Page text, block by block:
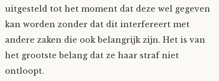
uitgesteld tot het moment dat deze wel gegeven
kan worden zonder dat dit interfereert met
andere zaken die ook belangrijk zijn. Het is van
het grootste belang dat ze haar straf niet
ontloopt.